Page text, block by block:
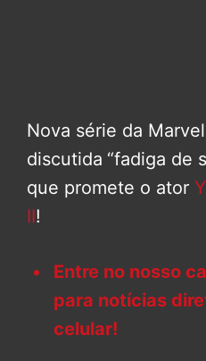
Nova série da
discutida “fadiga de
que promete o ator
II!
Entre no nosso
para notícias
celular!